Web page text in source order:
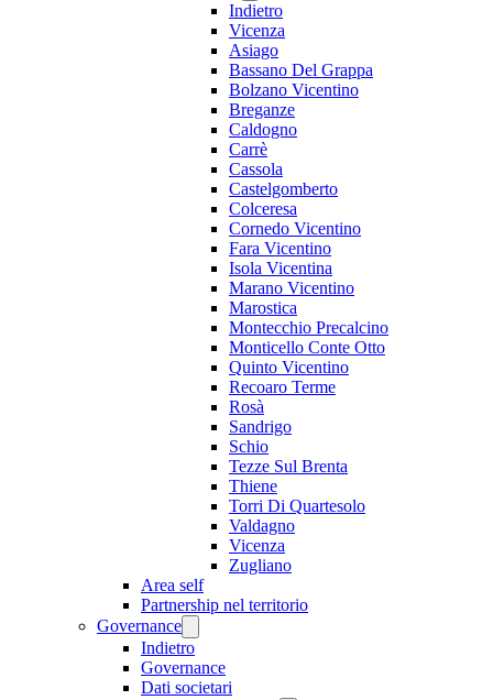
Indietro
Vicenza
Asiago
Bassano Del Grappa
Bolzano Vicentino
Breganze
Caldogno
Carrè
Cassola
Castelgomberto
Colceresa
Cornedo Vicentino
Fara Vicentino
Isola Vicentina
Marano Vicentino
Marostica
Montecchio Precalcino
Monticello Conte Otto
Quinto Vicentino
Recoaro Terme
Rosà
Sandrigo
Schio
Tezze Sul Brenta
Thiene
Torri Di Quartesolo
Valdagno
Vicenza
Zugliano
Area self
Partnership nel territorio
Governance
Indietro
Governance
Dati societari